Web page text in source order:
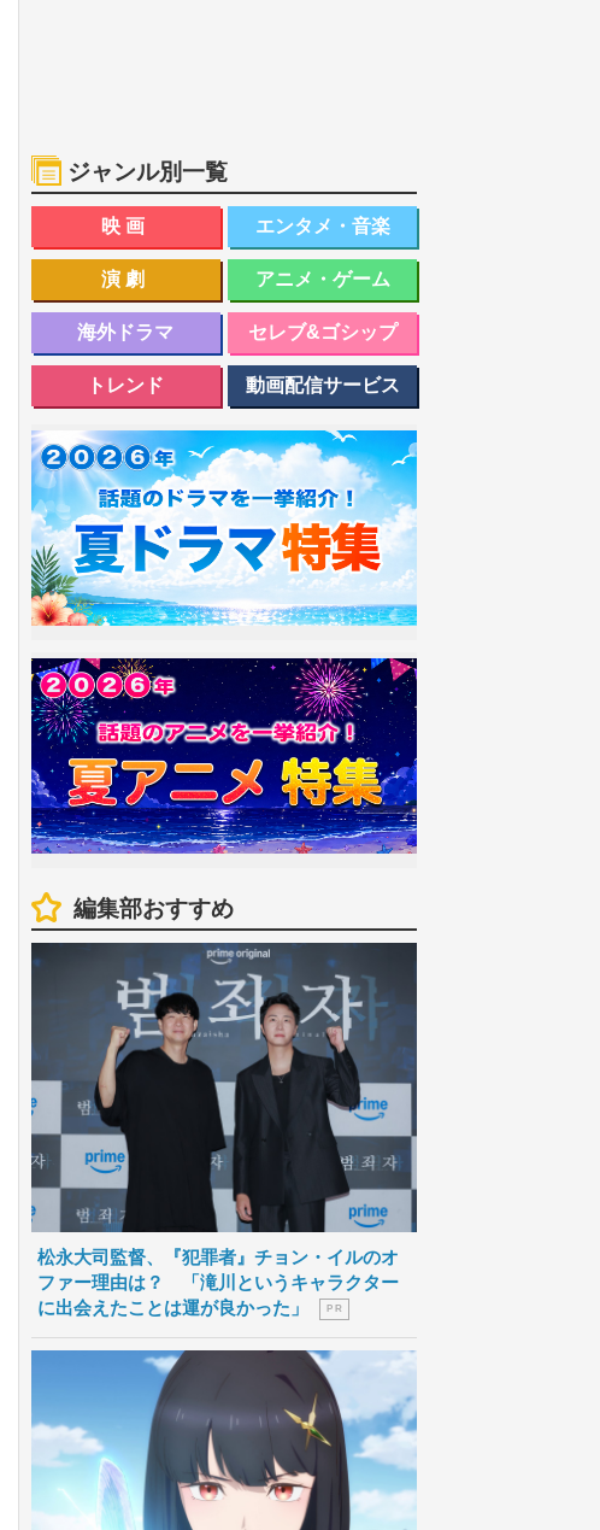
ジャンル別一覧
映画 エンタメ・音楽
演劇 アニメ・ゲーム
海外ドラマ セレブ&ゴシップ
トレンド 動画配信サービス
編集部おすすめ
松永大司監督、『犯罪者』チョン・イルのオ
ファー理由は？ 「滝川というキャラクター
に出会えたことは運が良かった」
P R